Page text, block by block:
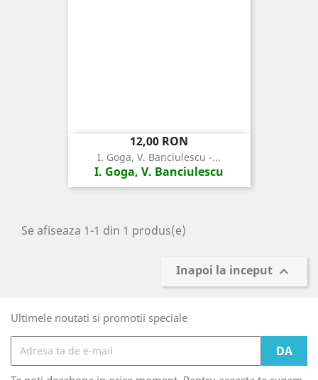
Pret
12,00 RON
I. Goga, V. Banciulescu -...
I. Goga, V. Banciulescu
Se afiseaza 1-1 din 1 produs(e)
Inapoi la inceput 
Ultimele noutati si promotii speciale